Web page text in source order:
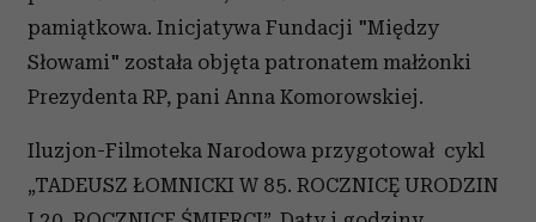
pamiątkowa. Inicjatywa Fundacji "Między
Słowami" została objęta patronatem małżonki
Prezydenta RP, pani Anna Komorowskiej.
Iluzjon-Filmoteka Narodowa przygotował cykl
„TADEUSZ ŁOMNICKI W 85. ROCZNICĘ URODZIN